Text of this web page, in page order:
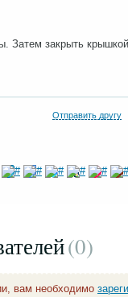
Затем закрыть
Отправить другу
(0)
вам необходимо